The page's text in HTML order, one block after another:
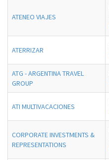
ATENEO VIAJES
ATERRIZAR
ATG - ARGENTINA TRAVEL
GROUP
ATI MULTIVACACIONES
CORPORATE INVESTMENTS &
REPRESENTATIONS